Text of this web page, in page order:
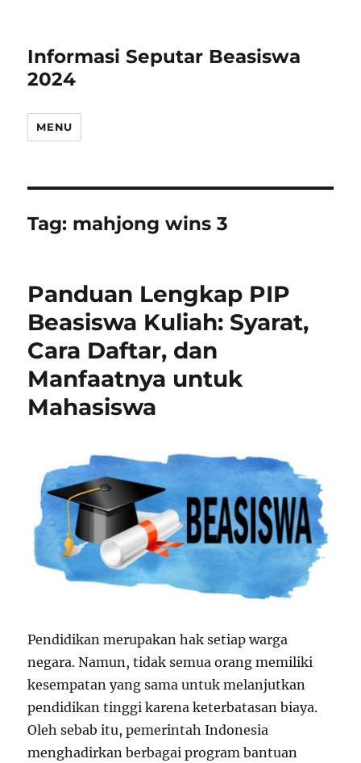
Informasi Seputar Beasiswa
2024
MENU
Tag: mahjong wins 3
Panduan Lengkap PIP
Beasiswa Kuliah: Syarat,
Cara Daftar, dan
Manfaatnya untuk
Mahasiswa
Pendidikan merupakan hak setiap warga
negara. Namun, tidak semua orang memiliki
kesempatan yang sama untuk melanjutkan
pendidikan tinggi karena keterbatasan biaya.
Oleh sebab itu, pemerintah Indonesia
menghadirkan berbagai program bantuan